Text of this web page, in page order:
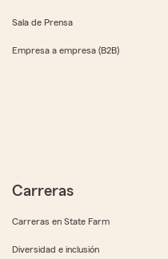
Sala de Prensa
Empresa a empresa (B2B)
Carreras
Carreras en State Farm
Diversidad e inclusión